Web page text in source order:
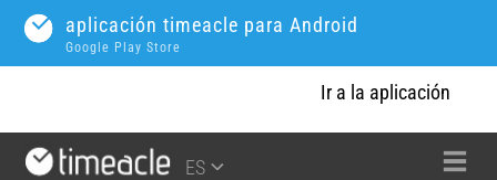
aplicación timeacle para Android
Google Play Store
Ir a la aplicación
ES